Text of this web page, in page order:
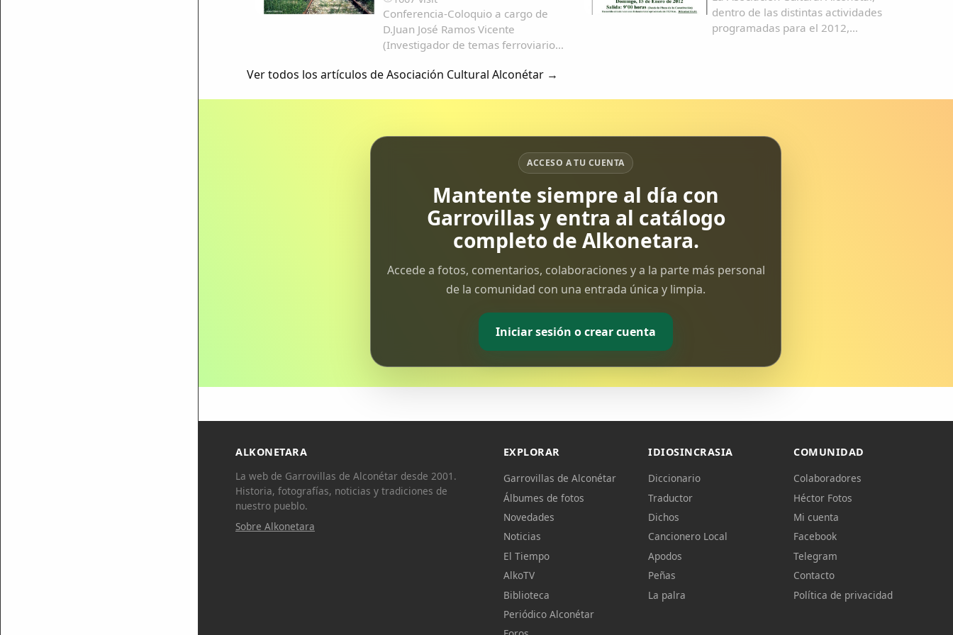
Conferencia-Coloquio a cargo de
D.Juan José Ramos Vicente
(Investigador de temas ferroviarios
Talavera de la Reina-Villanueva de
dentro de las distintas actividades
programadas para el 2012,
Ver todos los artículos de Asociación Cultural Alconétar →
ACCESO A TU CUENTA
Mantente siempre al día con
Garrovillas y entra al catálogo
completo de Alkonetara.
Accede a fotos, comentarios, colaboraciones y a la parte más personal
de la comunidad con una entrada única y limpia.
Iniciar sesión o crear cuenta
ALKONETARA
La web de Garrovillas de Alconétar desde 2001.
Historia, fotografías, noticias y tradiciones de
nuestro pueblo.
Sobre Alkonetara
EXPLORAR
Garrovillas de Alconétar
Álbumes de fotos
Novedades
Noticias
El Tiempo
AlkoTV
Biblioteca
Periódico Alconétar
IDIOSINCRASIA
Diccionario
Traductor
Dichos
Cancionero Local
Apodos
Peñas
La palra
COMUNIDAD
Colaboradores
Héctor Fotos
Mi cuenta
Facebook
Telegram
Contacto
Política de privacidad